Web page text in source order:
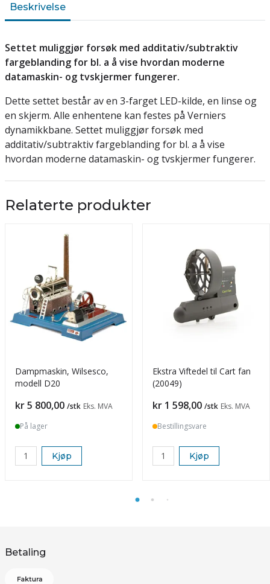
Beskrivelse
Settet muliggjør forsøk med additativ/subtraktiv
fargeblanding for bl. a å vise hvordan moderne
datamaskin- og tvskjermer fungerer.
Dette settet består av en 3-farget LED-kilde, en linse og
en skjerm. Alle enhentene kan festes på Verniers
dynamikkbane. Settet muliggjør forsøk med
additativ/subtraktiv fargeblanding for bl. a å vise
hvordan moderne datamaskin- og tvskjermer fungerer.
Relaterte produkter
Dampmaskin, Wilsesco,
modell D20
Pris
kr 5 800,00 /stk Eks. MVA
På lager
Kjøp
Ekstra Viftedel til Cart fan
(20049)
Pris
kr 1 598,00 /stk Eks. MVA
Bestillingsvare
Kjøp
Betaling